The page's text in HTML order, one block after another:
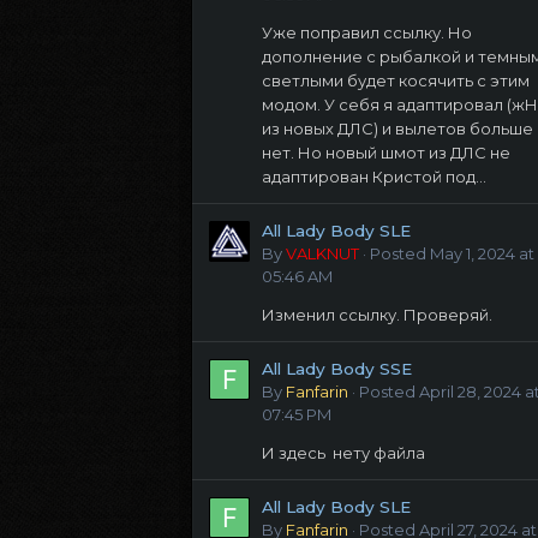
Уже поправил ссылку. Но
дополнение с рыбалкой и
светлыми будет косячить с этим
модом. У себя я адаптировал
из новых ДЛС) и вылетов больше
нет. Но новый шмот из ДЛС не
адаптирован Кристой под...
All Lady Body SLE
ByVALKNUT· Posted May 1, 2024 at
05:46 AM
Изменил ссылку. Проверяй.
All Lady Body SSE
By Fanfarin · PostedApril 28, 2024 at
07:45 PM
И здесь нету файла
All Lady Body SLE
By Fanfarin · PostedApril 27, 2024 at